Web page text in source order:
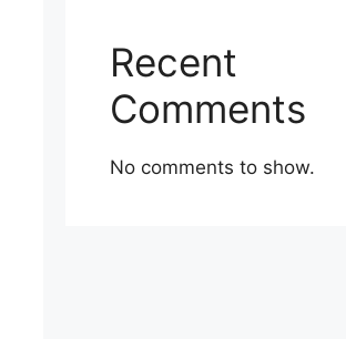
Recent
Comments
No comments to show.